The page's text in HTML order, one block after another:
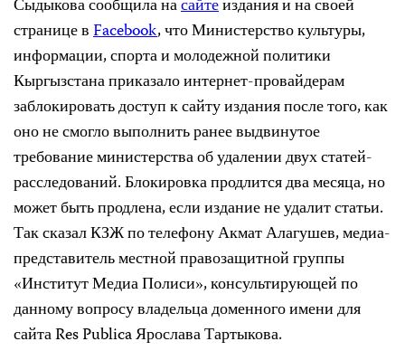
Сыдыкова сообщила насайтеиздания и на своей
странице вFacebook, что Министерство культуры,
информации, спорта и молодежной политики
Кыргызстана приказало интернет-провайдерам
заблокировать доступ к сайту издания после того, как
оно не смогло выполнить ранее выдвинутое
требование министерства об удалении двух статей-
расследований. Блокировка продлится два месяца, но
может быть продлена, если издание не удалит статьи.
Так сказал КЗЖ по телефону Акмат Алагушев, медиа-
представитель местной правозащитной группы
«Институт Медиа Полиси», консультирующей по
данному вопросу владельца доменного имени для
сайта Res Publica Ярослава Тартыкова.